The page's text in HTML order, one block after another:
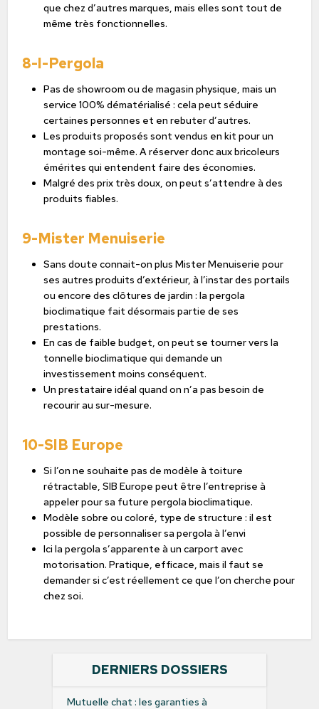
que chez d’autres marques, mais elles sont tout de
même très fonctionnelles.
8-I-Pergola
Pas de showroom ou de magasin physique, mais un
service 100% dématérialisé : cela peut séduire
certaines personnes et en rebuter d’autres.
Les produits proposés sont vendus en kit pour un
montage soi-même. A réserver donc aux bricoleurs
émérites qui entendent faire des économies.
Malgré des prix très doux, on peut s’attendre à des
produits fiables.
9-Mister Menuiserie
Sans doute connait-on plus Mister Menuiserie pour
ses autres produits d’extérieur, à l’instar des portails
ou encore des clôtures de jardin : la pergola
bioclimatique fait désormais partie de ses
prestations.
En cas de faible budget, on peut se tourner vers la
tonnelle bioclimatique qui demande un
investissement moins conséquent.
Un prestataire idéal quand on n’a pas besoin de
recourir au sur-mesure.
10-SIB Europe
Si l’on ne souhaite pas de modèle à toiture
rétractable, SIB Europe peut être l’entreprise à
appeler pour sa future pergola bioclimatique.
Modèle sobre ou coloré, type de structure : il est
possible de personnaliser sa pergola à l’envi
Ici la pergola s’apparente à un carport avec
motorisation. Pratique, efficace, mais il faut se
demander si c’est réellement ce que l’on cherche pour
chez soi.
DERNIERS DOSSIERS
Mutuelle chat : les garanties à